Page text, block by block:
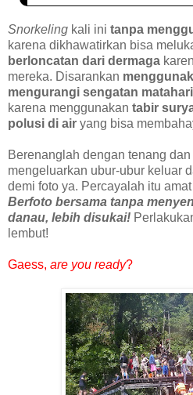
Snorkeling kali ini tanpa
karena dikhawatirkan bisa
berloncatan dari dermaga
mereka. Disarankan
mengurangi sengatan matahari
karena menggunakan tabir
polusi di air yang bisa
Berenanglah dengan tenang dan
mengeluarkan ubur-ubur keluar
demi foto ya. Percayalah itu
Berfoto bersama tanpa
danau, lebih disukai!
lembut!
Gaess, are you ready?